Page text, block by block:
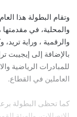
وتقام البطولة هذا
والمحلية، في
بالإضافة إلى إيجيبت
للمبادرات الرياضية
العاملين في القطاع.
كما تحظى البطولة